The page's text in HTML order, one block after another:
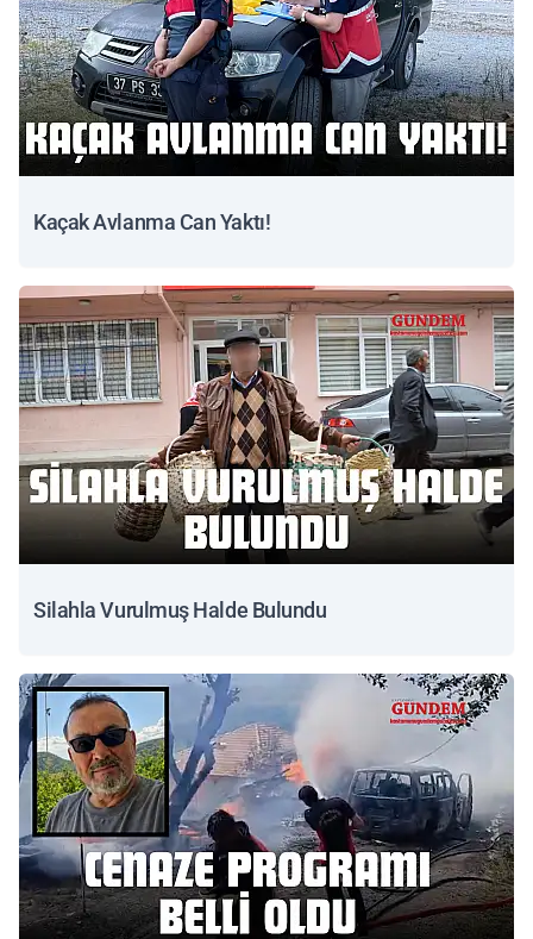
Kaçak Avlanma Can Yaktı!
Silahla Vurulmuş Halde Bulundu